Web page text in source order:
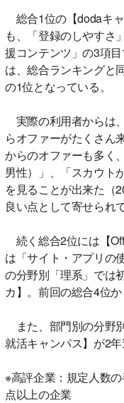
総合1位の【dodaキ
も、「登録のしやすさ
援コンテンツ」の3項
は、総合ランキングと
の1位となっている。
実際の利用者からは
らオファーがたくさん
からのオファーも多く
男性）」、「スカウト
を見ることが出来た（
良い点として寄せられ
続く総合2位には【
は「サイト・アプリの
の分野別「理系」では
カ】。前回の総合4位
また、部門別の分野
就活キャンパス】が2年
※高評企業：規定人数
点以上の企業